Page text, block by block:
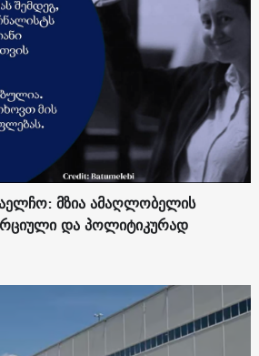
მზია ამაღლობელის
და პოლიტიკურად